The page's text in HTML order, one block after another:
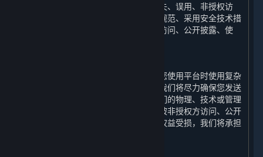
个人信息，以防止您的个人信息遭受丢失、误用、非授权访
问、披露和更改，包括建立合理的制度规范、采用安全技术措
施来防止您的个人信息遭到未经授权的访问、公开披露、使
互联网并非绝对安全的环境，我们建议您使用平台时使用复杂
密码，并妥善保护您的个人信息安全。我们将尽力确保您发送
给我们的任何信息的安全性。如果因我们的物理、技术或管理
防护设施遭到破坏，导致您的个人信息被非授权方访问、公开
披露、篡改、或毁坏，进而使您的合法权益受损，我们将承担